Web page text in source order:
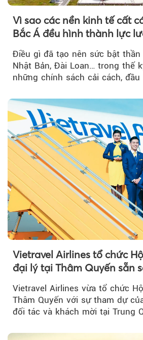
Vì sao các nền kinh tế cất
Bắc Á đều hình thành lực
Điều gì đã tạo nên sức bật thần
Nhật Bản, Đài Loan… trong thế
những chính sách cải cách,
Vietravel Airlines tổ chức
đại lý tại Thâm Quyến sẵn
đường bay thẳng TP.HCM -
Vietravel Airlines vừa tổ chức
Thâm Quyến với sự tham dự
đối tác và khách mời tại Trung